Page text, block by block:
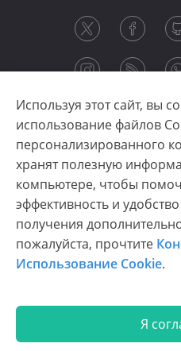
Используя этот сайт, вы
использование файлов
персонализированного
хранят полезную
компьютере, чтобы
эффективность и
получения
пожалуйста, прочтите
Использование Cookie.
Я
Copyright © 2003-2026
Stimulsoft). All
Конфиденциальность
En